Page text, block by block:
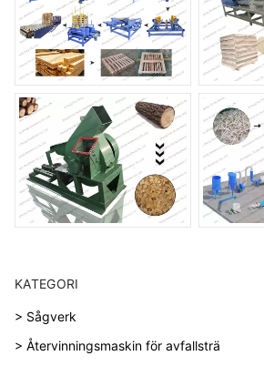
KATEGORI
> Sågverk
> Återvinningsmaskin för avfallsträ